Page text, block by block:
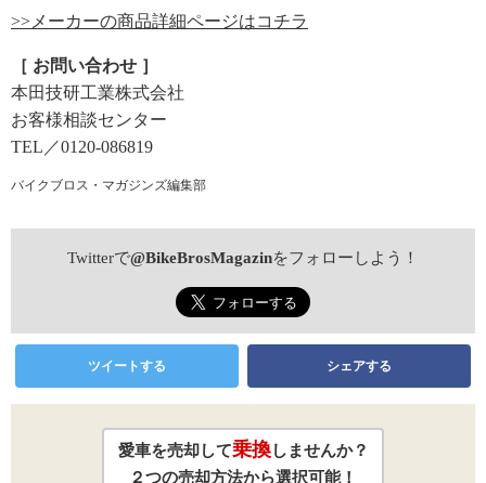
>>メーカーの商品詳細ページはコチラ
［ お問い合わせ ］
本田技研工業株式会社
お客様相談センター
TEL／0120-086819
バイクブロス・マガジンズ編集部
Twitterで@BikeBrosMagazinをフォローしよう！
ツイートする シェアする
愛車を売却して乗換しませんか？
２つの売却方法から選択可能！